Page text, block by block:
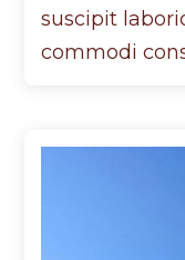
suscipit
commodi